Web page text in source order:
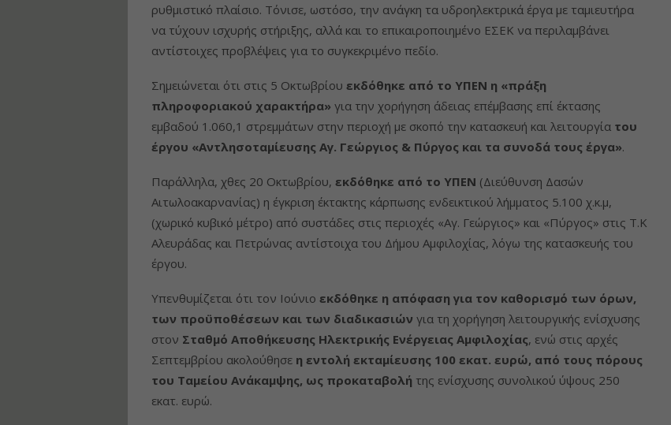
ρυθμιστικό πλαίσιο. Τόνισε, ωστόσο, την ανάγκη τα υδροηλεκτρικά έργα με ταμιευτήρα
να τύχουν ισχυρής στήριξης, αλλά και το επικαιροποιημένο ΕΣΕΚ να περιλαμβάνει
αντίστοιχες προβλέψεις για το συγκεκριμένο πεδίο.
Σημειώνεται ότι στις 5 Οκτωβρίου εκδόθηκε από το ΥΠΕΝ η «πράξη
πληροφοριακού χαρακτήρα» για την χορήγηση άδειας επέμβασης επί έκτασης
εμβαδού 1.060,1 στρεμμάτων στην περιοχή με σκοπό την κατασκευή και λειτουργία του
έργου «Αντλησοταμίευσης Αγ. Γεώργιος & Πύργος και τα συνοδά τους έργα».
Παράλληλα, χθες 20 Οκτωβρίου, εκδόθηκε από το ΥΠΕΝ (Διεύθυνση Δασών
Αιτωλοακαρνανίας) η έγκριση έκτακτης κάρπωσης ενδεικτικού λήμματος 5.100 χ.κ.μ,
(χωρικό κυβικό μέτρο) από συστάδες στις περιοχές «Αγ. Γεώργιος» και «Πύργος» στις Τ.Κ
Αλευράδας και Πετρώνας αντίστοιχα του Δήμου Αμφιλοχίας, λόγω της κατασκευής του
έργου.
Υπενθυμίζεται ότι τον Ιούνιο εκδόθηκε η απόφαση για τον καθορισμό των όρων,
των προϋποθέσεων και των διαδικασιών για τη χορήγηση λειτουργικής ενίσχυσης
στον Σταθμό Αποθήκευσης Ηλεκτρικής Ενέργειας Αμφιλοχίας, ενώ στις αρχές
Σεπτεμβρίου ακολούθησε η εντολή εκταμίευσης 100 εκατ. ευρώ, από τους πόρους
του Ταμείου Ανάκαμψης, ως προκαταβολή της ενίσχυσης συνολικού ύψους 250
εκατ. ευρώ.